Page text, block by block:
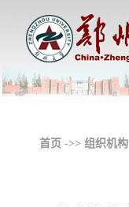
首页 ->> 组织机构